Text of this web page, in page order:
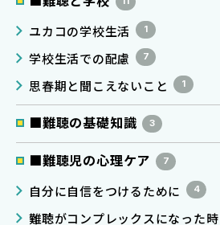
ユカコの学校生活 1
学校生活での配慮 7
思春期と聞こえないこと 1
■難聴の基礎知識 3
■難聴児の心理ケア 7
自分に自信をつけるために 4
難聴がコンプレックスになった時